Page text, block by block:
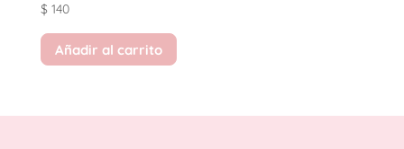
$140
Añadir al carrito